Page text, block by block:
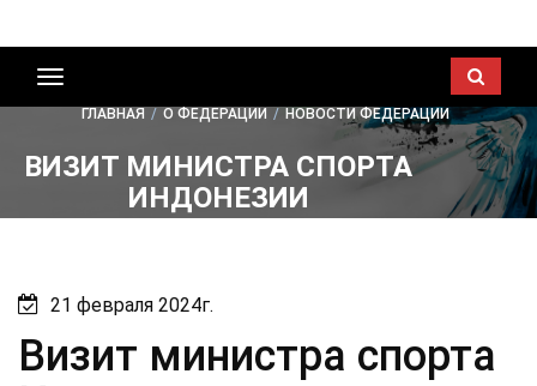
Показать/
скрытьГЛАВНАЯ / О ФЕДЕРАЦИИ / НОВОСТИ ФЕДЕРАЦИИ
ВИЗИТ МИНИСТРА СПОРТА
ИНДОНЕЗИИ
21 февраля 2024г.
Визит министра спорта